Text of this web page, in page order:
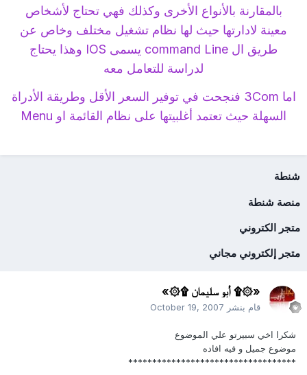
بالمقارنة بالأنواع الأخرى وكذلك فهي تحتاج لأشخاص
معينة لادارتها حيث لها نظام تشغيل مختلف وخاص عن
طريق ال command Line يسمى IOS وهذا يحتاج
لدراسة للتعامل معه
اما 3Com فنجحت في توفير السعر الأقل وطريقة الأدراة
السهلة حيث تعتمد أغلبيتها على نظام القائمة او Menu
شنطة
منصة شنطة
متجر الكتروني
متجر إلكتروني مجاني
«۞۩ أبو سليمان ۩۞»
قام بنشر October 19, 2007
شكرا اخي سبيرتو علي الموضوع
موضوع جميل و فيه افاده
***********************************